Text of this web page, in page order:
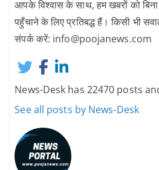
आपके विश्वास के साथ, हम खबरों को
पहुँचाने के लिए प्रतिबद्ध हैं। किसी भी
संपर्क करें: info@poojanews.com
News-Desk has 22470 posts
See all posts by News-Desk